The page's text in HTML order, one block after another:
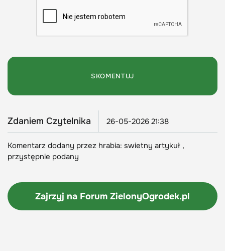
Zdaniem Czytelnika 26-05-2026 21:38
Komentarz dodany przez hrabia: swietny artykuł ,
przystępnie podany
Zajrzyj na Forum ZielonyOgrodek.pl